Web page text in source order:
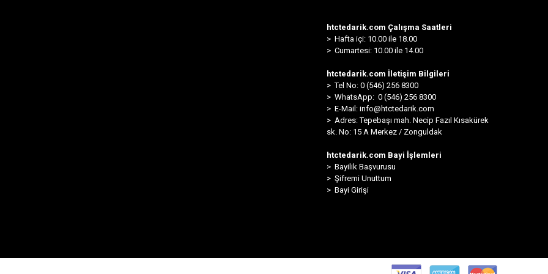
htctedarik.com Çalışma Saatleri
> Hafta içi: 10.00 ile 18.00
> Cumartesi: 10.00 ile 14.00
htctedarik.com İletişim Bilgileri
> Tel No: 0 (546) 256 8300
> WhatsApp: 0 (546) 256 8300
> E-Mail: info@htctedarik.com
> Adres: Tepebaşı mah. Necip Fazıl Kısakürek
sk. No: 15 A Merkez / Zonguldak
htctedarik.com Bayi İşlemleri
> Bayilik Başvurusu
> Şifremi Unuttum
> Bayi Girişi